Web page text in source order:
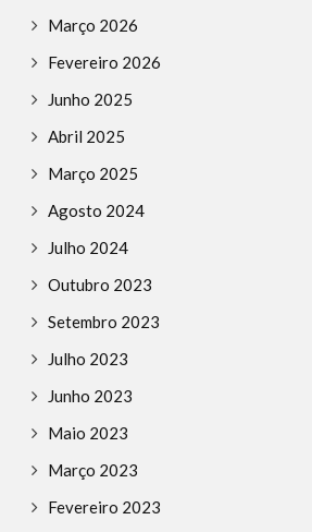
ANTISEMITISMO
DESINFORMAÇÃO
HOLOCAUSTO
Março 2026
Fevereiro 2026
Junho 2025
Abril 2025
Março 2025
Agosto 2024
Julho 2024
Outubro 2023
Setembro 2023
Julho 2023
Junho 2023
Maio 2023
Março 2023
Fevereiro 2023